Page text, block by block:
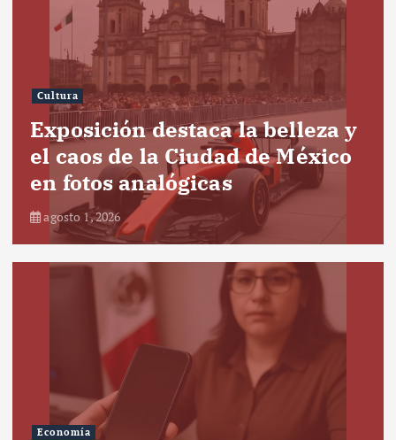
Cultura
Exposición destaca la belleza y
el caos de la Ciudad de México
en fotos analógicas
agosto 1, 2026
Economía